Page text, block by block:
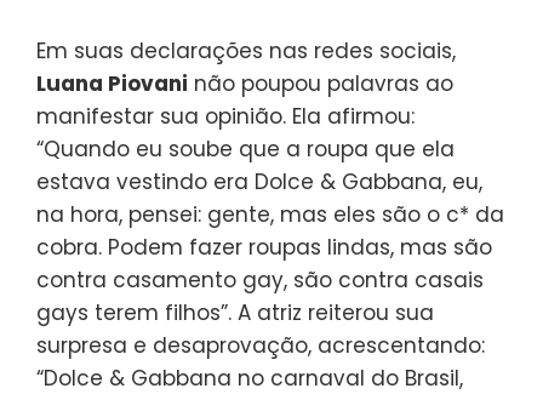
Em suas declarações nas redes sociais,
Luana Piovani não poupou palavras ao
manifestar sua opinião. Ela afirmou:
“Quando eu soube que a roupa que ela
estava vestindo era Dolce & Gabbana, eu,
na hora, pensei: gente, mas eles são o c* da
cobra. Podem fazer roupas lindas, mas são
contra casamento gay, são contra casais
gays terem filhos”. A atriz reiterou sua
surpresa e desaprovação, acrescentando:
“Dolce & Gabbana no carnaval do Brasil,